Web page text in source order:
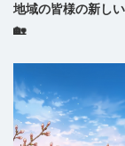
地域の皆様の新し
🏡